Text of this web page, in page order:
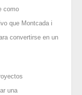
como
que Montcada i
convertirse en un
una